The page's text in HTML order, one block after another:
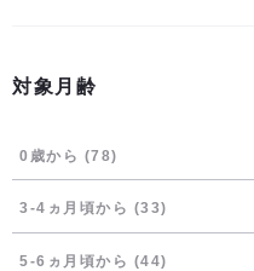
対象月齢
0歳から (78)
3-4ヵ月頃から (33)
5-6ヵ月頃から (44)